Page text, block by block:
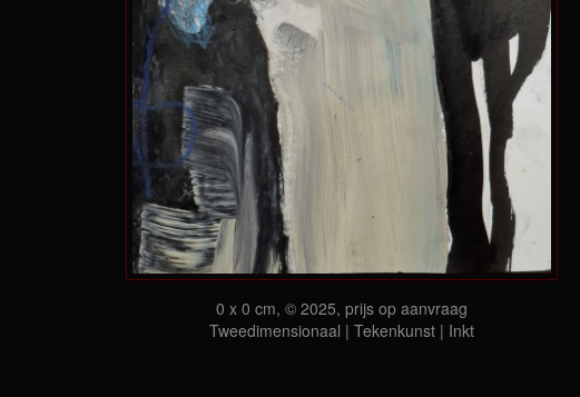
0 x 0 cm, © 2025, prijs op aanvraag
Tweedimensionaal | Tekenkunst | Inkt